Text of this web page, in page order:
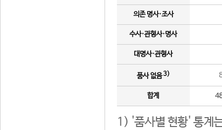
의존 명사·조사
수사·관형사·명사
대명사·관형사
품사 없음3)
합계
1) '품사별 현황' 통계